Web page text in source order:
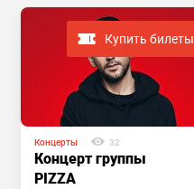
Купить билеты
Концерты 32
Концерт группы
PIZZA